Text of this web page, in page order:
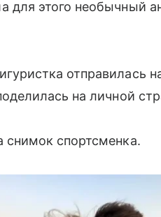
для этого необычный
отправилась
на личной
спортсменка.